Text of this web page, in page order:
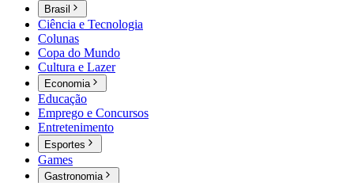
Brasil
Ciência e Tecnologia
Colunas
Copa do Mundo
Cultura e Lazer
Economia
Educação
Emprego e Concursos
Entretenimento
Esportes
Games
Gastronomia